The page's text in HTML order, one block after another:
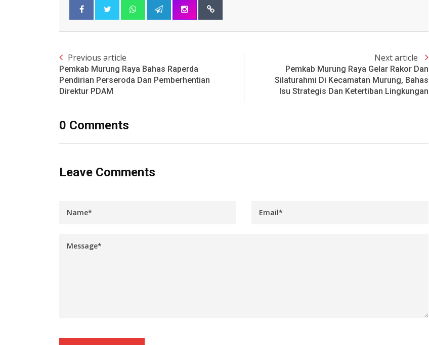
Previous article
Pemkab Murung Raya Bahas Raperda
Pendirian Perseroda Dan Pemberhentian
Direktur PDAM
Next article
Pemkab Murung Raya Gelar Rakor Dan
Silaturahmi Di Kecamatan Murung, Bahas
Isu Strategis Dan Ketertiban Lingkungan
0 Comments
Leave Comments